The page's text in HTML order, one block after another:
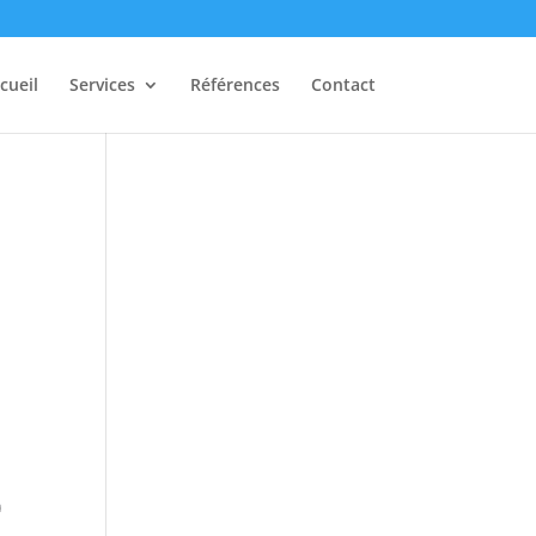
Services Références Contact